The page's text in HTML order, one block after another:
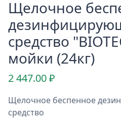
Щелочное
средство
мойки (24кг)
2 447.00₽
Щелочное беспенное
средство